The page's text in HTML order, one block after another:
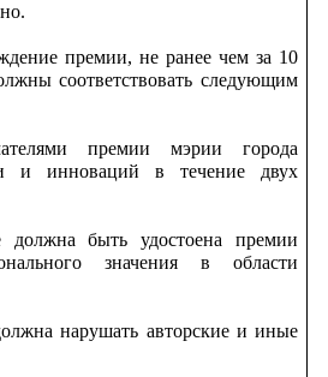
премии, не ранее чем за 10
соответствовать следующим
премии мэрии города
и инноваций в течение двух
должна быть удостоена премии
значения в области
нарушать авторские и иные